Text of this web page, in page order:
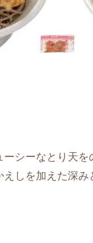
シーなとり天
しを加えた深